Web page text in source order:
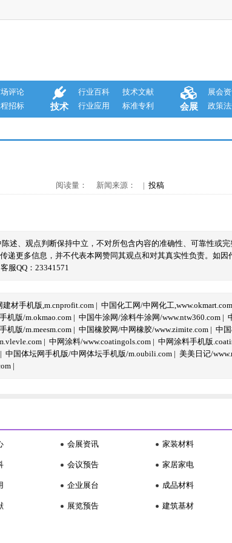
评论
招标 技术
行业百科
技术文献
行业应用
标准专利 会展
展会
政策
阅读量： 新闻来源： | 投稿
述、观点判断保持中立，不对所包含内容的准确性、可靠性或
递更多信息，并不代表本网赞同其观点和对其真实性负责。如
服QQ：23341571
材手机版,m.cnprofit.com | 中国化工网/中网化工,www.okmart.com
机版/m.okmao.com | 中国牛涂网/涂料牛涂网/www.ntw360.com |
机版/m.meesm.com | 中国橡胶网/中网橡胶/www.zimite.com | 中
| 中网涂料/www.coatingols.com | 中网涂料手机版
| 中国体坛网手机版/中网体坛手机版/m.oubili.com | 美美日记/
|
会展资讯
会议预告
企业展台
展览预告
家装材料
家居家电
成品材料
建筑基材